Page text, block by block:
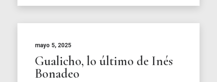
mayo 5, 2025
Gualicho, lo último de Inés
Bonadeo